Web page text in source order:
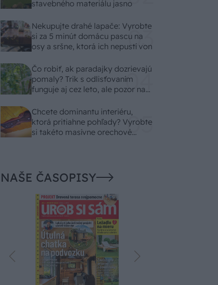
stavebného materiálu jasno
Nekupujte drahé lapače: Vyrobte
si za 5 minút domácu pascu na
osy a sršne, ktorá ich nepustí von
Čo robiť, ak paradajky dozrievajú
pomaly? Trik s odlisťovaním
funguje aj cez leto, ale pozor na
Chcete dominantu interiéru,
ktorá pritiahne pohľady? Vyrobte
si takéto masívne orechové
NAŠE ČASOPISY